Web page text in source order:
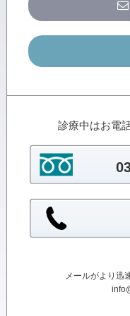
診療中はお電
メールがより迅